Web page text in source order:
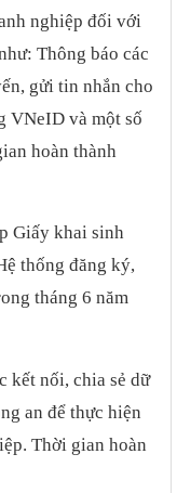
nghiệp đối với
Thông báo các
gửi tin nhắn cho
VNeID và một số
hoàn thành
Giấy khai sinh
thống đăng ký,
tháng 6 năm
kết nối, chia sẻ dữ
an để thực hiện
Thời gian hoàn